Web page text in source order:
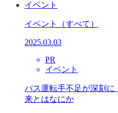
イベント
イベント （すべて）
2025.03.03
PR
イベント
バス運転手不足が深刻
来とはなにか